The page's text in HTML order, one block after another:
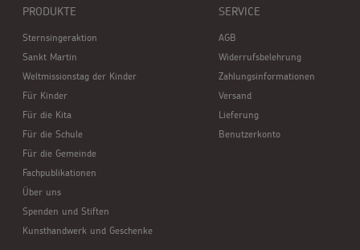
PRODUKTE
Sternsingeraktion
Sankt Martin
Weltmissionstag der Kinder
Für Kinder
Für die Kita
Für die Schule
Für die Gemeinde
Fachpublikationen
Über uns
Spenden und Stiften
Kunsthandwerk und Geschenke
SERVICE
AGB
Widerrufsbelehrung
Zahlungsinformationen
Versand
Lieferung
Benutzerkonto